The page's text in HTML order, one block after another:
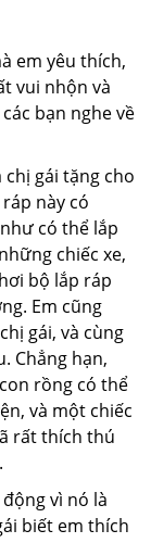
em yêu thích,
vui nhộn và
bạn nghe về
gái tặng cho
này có
có thể lắp
chiếc xe,
bộ lắp ráp
Em cũng
gái, và cùng
Chẳng hạn,
rồng có thể
và một chiếc
rất thích thú
vì nó là
biết em thích